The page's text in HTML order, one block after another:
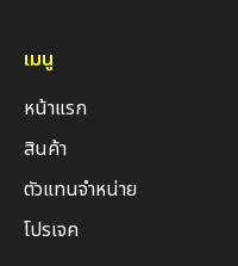
เมนู
หน้าแรก
สินค้า
ตัวแทนจำหน่าย
โปรเจค